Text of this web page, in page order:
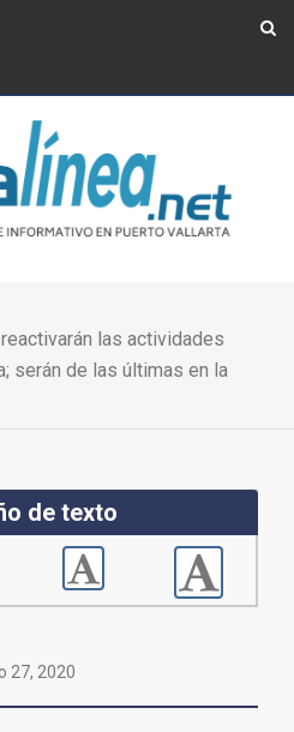
las actividades
serán de las últimas en la
de texto
27, 2020